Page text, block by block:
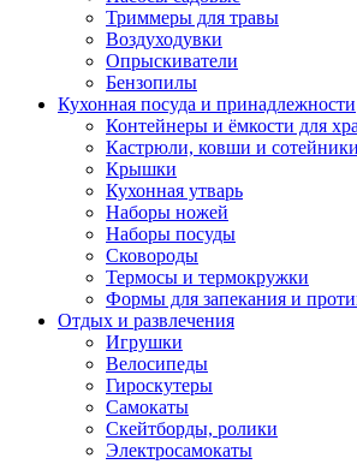
Триммеры для травы
Воздуходувки
Опрыскиватели
Бензопилы
Кухонная посуда и принадлежности
Контейнеры и ёмкости для
Кастрюли, ковши и сотейники
Крышки
Кухонная утварь
Наборы ножей
Наборы посуды
Сковороды
Термосы и термокружки
Формы для запекания и
Отдых и развлечения
Игрушки
Велосипеды
Гироскутеры
Самокаты
Скейтборды, ролики
Электросамокаты